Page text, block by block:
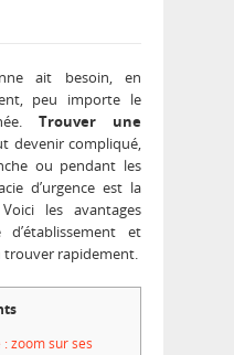
ait besoin, en
peu importe le
Trouver une
devenir compliqué,
ou pendant les
d’urgence est la
les avantages
et
trouver rapidement.
zoom sur ses